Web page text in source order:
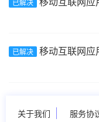
已解决
已解决 移动互联网应
关于我们 服务协